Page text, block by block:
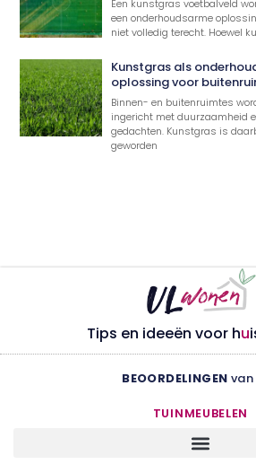
Een kunstgras voetbalveld
een onderhoudsarme
niet volledig terecht. Hoewel
Kunstgras als
oplossing voor
Binnen- en buitenruimtes
ingericht met duurzaamheid
gedachten. Kunstgras is
geworden
Tips en ideeën voor hu
BEOORDELINGEN van
TUINMEUBELEN